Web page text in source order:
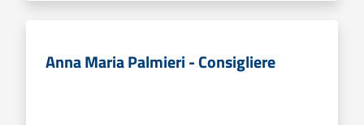
Anna Maria Palmieri - Consigliere